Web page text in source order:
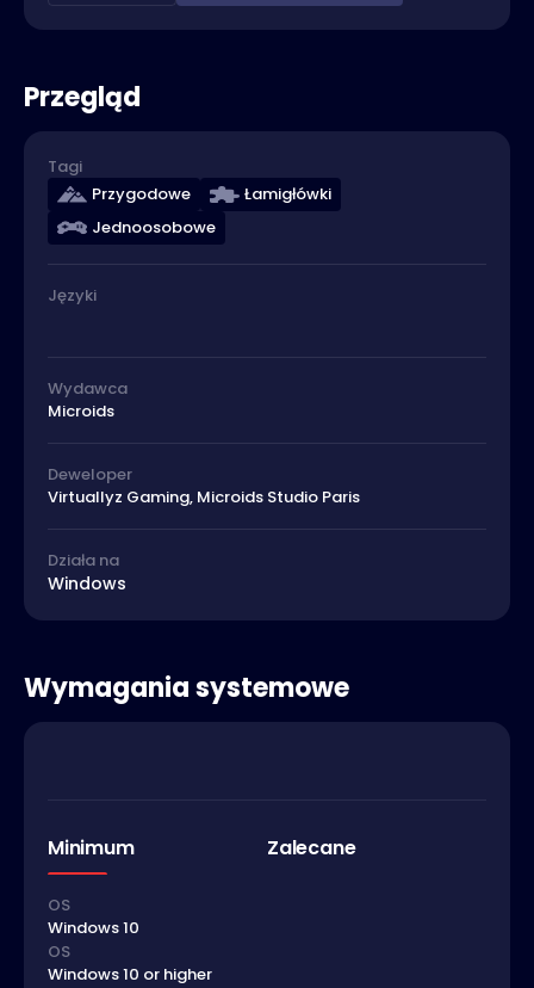
Przegląd
Tagi
Przygodowe
Łamigłówki
Jednoosobowe
Języki
Wydawca
Microids
Deweloper
Virtuallyz Gaming, Microids Studio Paris
Działa na
Windows
Wymagania systemowe
Minimum Zalecane
OS
Windows 10
OS
Windows 10 or higher